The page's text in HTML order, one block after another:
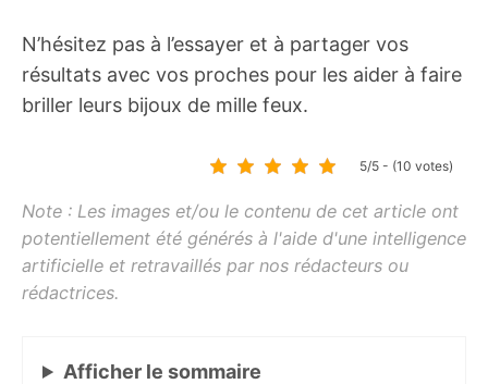
N’hésitez pas à l’essayer et à partager vos
résultats avec vos proches pour les aider à faire
briller leurs bijoux de mille feux.
5/5 - (10 votes)
Afficher le sommaire